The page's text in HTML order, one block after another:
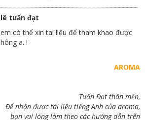
lê tuấn đạt
em có thể xin tai liệu để tham khao được
hông a. !
AROMA
Tuấn Đạt thân mến,
Để nhận được tài liệu tiếng Anh của aroma,
bạn vui lòng làm theo các hướng dẫn trên